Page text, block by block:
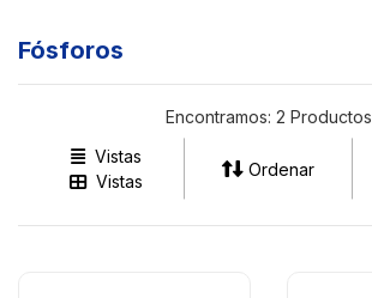
Fósforos
Encontramos: 2 Productos
Vistas
Vistas
Ordenar
Ventas Neiva